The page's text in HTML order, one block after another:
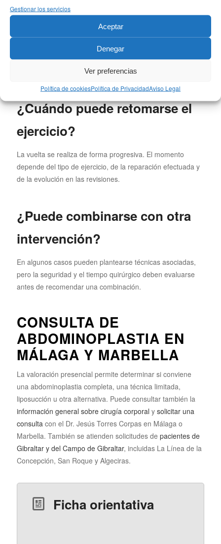
Gestionar los servicios
Aceptar
Denegar
Ver preferencias
Política de cookiesPolítica de PrivacidadAviso Legal
¿Dónde queda la cicatriz?
Habitualmente se sitúa en la parte baja del abdomen, pero
su longitud depende del exceso de piel y de la técnica. En
una abdominoplastia completa suele existir también una
cicatriz alrededor del ombligo.
¿Cuándo puede retomarse el
ejercicio?
La vuelta se realiza de forma progresiva. El momento
depende del tipo de ejercicio, de la reparación efectuada y
de la evolución en las revisiones.
¿Puede combinarse con otra
intervención?
En algunos casos pueden plantearse técnicas asociadas,
pero la seguridad y el tiempo quirúrgico deben evaluarse
antes de recomendar una combinación.
CONSULTA DE
ABDOMINOPLASTIA EN
MÁLAGA Y MARBELLA
La valoración presencial permite determinar si conviene
una abdominoplastia completa, una técnica limitada,
liposucción u otra alternativa. Puede consultar también la
información general sobre cirugía corporal y solicitar una
consultacon el Dr. Jesús Torres Corpas en Málaga o
Marbella. También se atienden solicitudes de pacientes de
Gibraltar y del Campo de Gibraltar, incluidas La Línea de la
Concepción, San Roque y Algeciras.
Ficha orientativa